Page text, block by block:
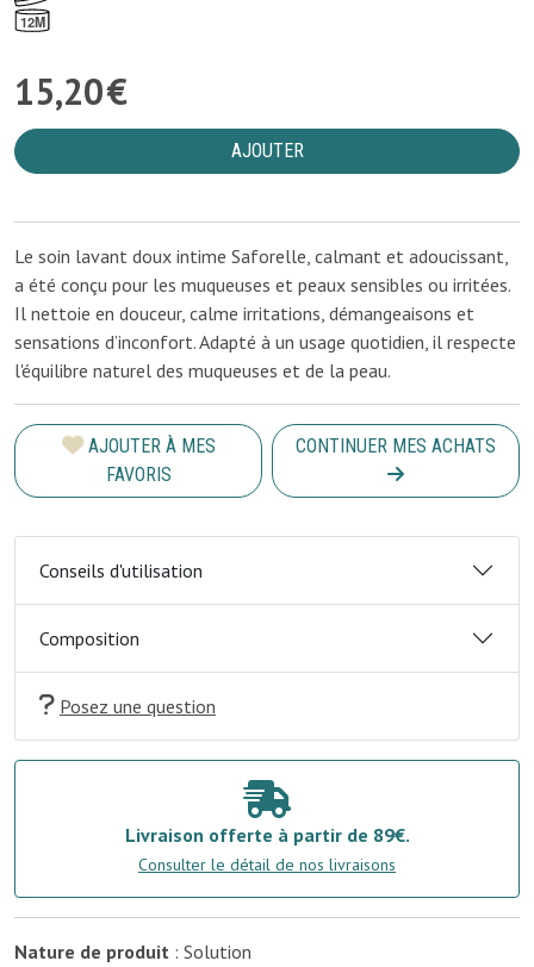
12M
15,20€
AJOUTER
Le soin lavant doux intime Saforelle, calmant et adoucissant,
a été conçu pour les muqueuses et peaux sensibles ou irritées.
Il nettoie en douceur, calme irritations, démangeaisons et
sensations d’inconfort. Adapté à un usage quotidien, il respecte
l'équilibre naturel des muqueuses et de la peau.
AJOUTER À MES
FAVORIS
CONTINUER MES ACHATS
Conseils d'utilisation
Composition
Posez une question
Livraison offerte à partir de 89€.
Consulter le détail de nos livraisons
Nature de produit : Solution